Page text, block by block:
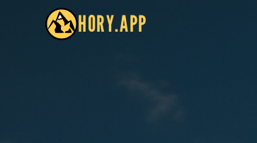
HORY.APP